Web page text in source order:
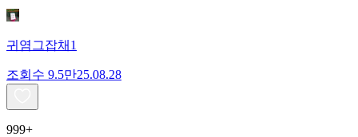
귀염그잡채1
조회수 9.5만25.08.28
999+